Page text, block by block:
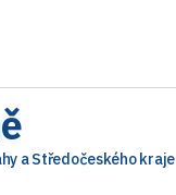
a Středočeského kraje